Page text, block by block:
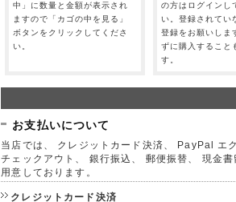
中」に数量と金額が表示され
ますので「カゴの中を見る」
ボタンをクリックしてくださ
い。
の方はログインし
い。登録されてい
登録をお願いしま
ずに購入すること
す。
お支払いについて
当店では、 クレジットカード決済、 PayPal エ
チェックアウト、 銀行振込、 郵便振替、 現金書
用意しております。
クレジットカード決済